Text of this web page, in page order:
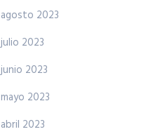
agosto 2023
julio 2023
junio 2023
mayo 2023
abril 2023